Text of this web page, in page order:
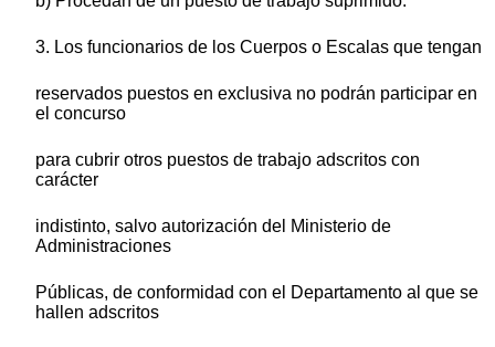
3. Los funcionarios de los Cuerpos o Escalas que tengan
reservados puestos en exclusiva no podrán participar en
el concurso
para cubrir otros puestos de trabajo adscritos con
carácter
indistinto, salvo autorización del Ministerio de
Administraciones
Públicas, de conformidad con el Departamento al que se
hallen adscritos